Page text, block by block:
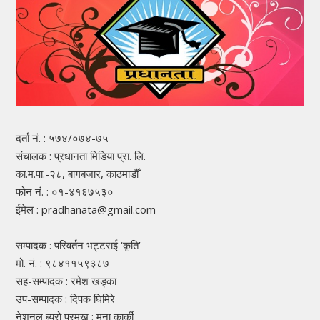
दर्ता नं. : ५७४/०७४-७५
संचालक : प्रधानता मिडिया प्रा. लि.
का.म.पा.-२८, बागबजार, काठमाडौँ
फोन नं. : ०१-४१६७५३०
ईमेल : pradhanata@gmail.com
सम्पादक : परिवर्तन भट्टराई ‘कृति’
मो. नं. : ९८४११५९३८७
सह-सम्पादक : रमेश खड्का
उप-सम्पादक : दिपक घिमिरे
नेशनल ब्यूरो प्रमुख : मुना कार्की